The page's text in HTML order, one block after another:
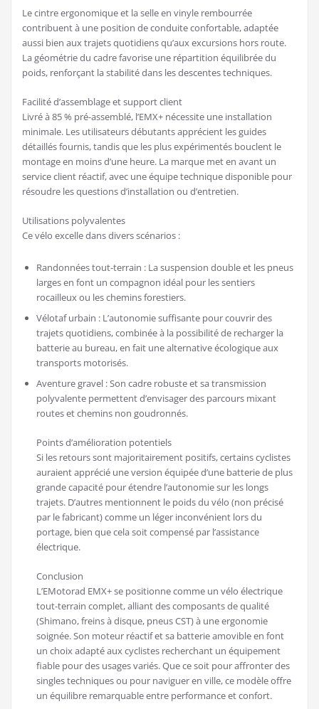
Le cintre ergonomique et la selle en vinyle rembourrée
contribuent à une position de conduite confortable, adaptée
aussi bien aux trajets quotidiens qu’aux excursions hors route.
La géométrie du cadre favorise une répartition équilibrée du
poids, renforçant la stabilité dans les descentes techniques.
Facilité d’assemblage et support client
Livré à 85 % pré-assemblé, l’EMX+ nécessite une installation
minimale. Les utilisateurs débutants apprécient les guides
détaillés fournis, tandis que les plus expérimentés bouclent le
montage en moins d’une heure. La marque met en avant un
service client réactif, avec une équipe technique disponible pour
résoudre les questions d’installation ou d’entretien.
Utilisations polyvalentes
Ce vélo excelle dans divers scénarios :
Randonnées tout-terrain : La suspension double et les pneus
larges en font un compagnon idéal pour les sentiers
rocailleux ou les chemins forestiers.
Vélotaf urbain : L’autonomie suffisante pour couvrir des
trajets quotidiens, combinée à la possibilité de recharger la
batterie au bureau, en fait une alternative écologique aux
transports motorisés.
Aventure gravel : Son cadre robuste et sa transmission
polyvalente permettent d’envisager des parcours mixant
routes et chemins non goudronnés.
Points d’amélioration potentiels
Si les retours sont majoritairement positifs, certains cyclistes
auraient apprécié une version équipée d’une batterie de plus
grande capacité pour étendre l’autonomie sur les longs
trajets. D’autres mentionnent le poids du vélo (non précisé
par le fabricant) comme un léger inconvénient lors du
portage, bien que cela soit compensé par l’assistance
électrique.
Conclusion
L’EMotorad EMX+ se positionne comme un vélo électrique
tout-terrain complet, alliant des composants de qualité
(Shimano, freins à disque, pneus CST) à une ergonomie
soignée. Son moteur réactif et sa batterie amovible en font
un choix adapté aux cyclistes recherchant un équipement
fiable pour des usages variés. Que ce soit pour affronter des
singles techniques ou pour naviguer en ville, ce modèle offre
un équilibre remarquable entre performance et confort.